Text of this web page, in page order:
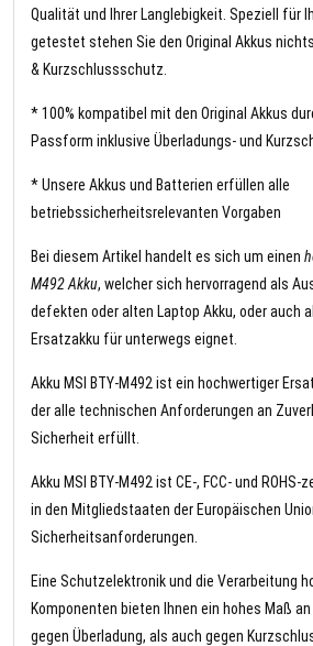
Qualität und Ihrer Langlebigkeit. Speziell für
getestet stehen Sie den Original Akkus
& Kurzschlussschutz.
* 100% kompatibel mit den Original Akkus
Passform inklusive Überladungs- und
* Unsere Akkus und Batterien erfüllen alle
betriebssicherheitsrelevanten Vorgaben
Bei diesem Artikel handelt es sich um einen
M492 Akku, welcher sich hervorragend als
defekten oder alten Laptop Akku, oder auch
Ersatzakku für unterwegs eignet.
Akku MSI BTY-M492 ist ein hochwertiger
der alle technischen Anforderungen an
Sicherheit erfüllt.
Akku MSI BTY-M492 ist CE-, FCC- und
in den Mitgliedstaaten der Europäischen
Sicherheitsanforderungen.
Eine Schutzelektronik und die Verarbeitung
Komponenten bieten Ihnen ein hohes Maß
gegen Überladung, als auch gegen